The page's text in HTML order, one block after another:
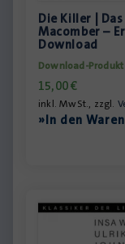
Die Killer |
Macomber –
Download
Download-Produkt
15,00€
inkl. MwSt., zzgl.
»In den